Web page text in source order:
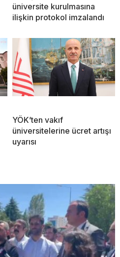
üniversite kurulmasına
ilişkin protokol imzalandı
YÖK’ten vakıf
üniversitelerine ücret artışı
uyarısı